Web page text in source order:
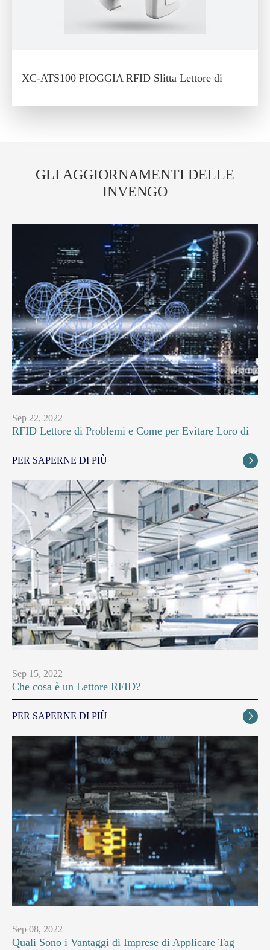
XC-ATS100 PIOGGIA RFID Slitta Lettore di
GLI AGGIORNAMENTI DELLE
INVENGO
Sep 22, 2022
RFID Lettore di Problemi e Come per Evitare Loro di
PER SAPERNE DI PIÙ 
Sep 15, 2022
Che cosa è un Lettore RFID?
PER SAPERNE DI PIÙ 
Sep 08, 2022
Quali Sono i Vantaggi di Imprese di Applicare Tag